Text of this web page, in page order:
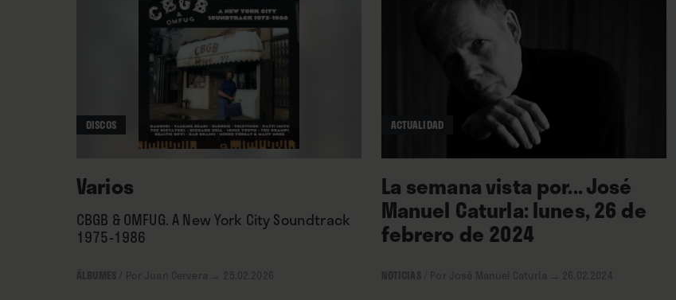
DISCOS
Varios
CBGB & OMFUG. A New York City Soundtrack
1975-1986
ACTUALIDAD
La semana vista por... José
Manuel Caturla: lunes, 26 de
febrero de 2024